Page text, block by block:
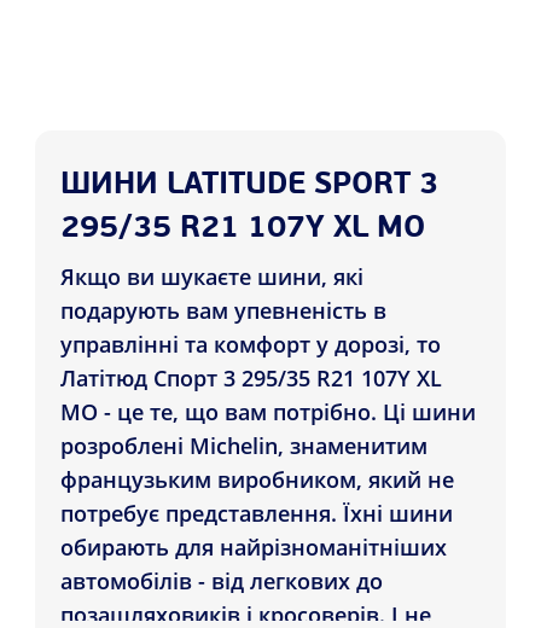
ШИНИ LATITUDE SPORT 3
295/35 R21 107Y XL MO
Якщо ви шукаєте шини, які
подарують вам упевненість в
управлінні та комфорт у дорозі, то
Латітюд Спорт 3 295/35 R21 107Y XL
MO - це те, що вам потрібно. Ці шини
розроблені Michelin, знаменитим
французьким виробником, який не
потребує представлення. Їхні шини
обирають для найрізноманітніших
автомобілів - від легкових до
позашляховиків і кросоверів. І не